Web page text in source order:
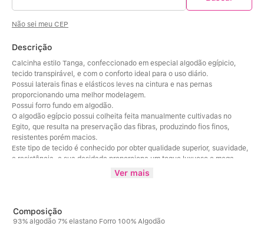
Não sei meu CEP
Descrição
Calcinha estilo Tanga, confeccionado em especial algodão egípicio,
tecido transpirável, e com o conforto ideal para o uso diário.
Possui laterais finas e elásticos leves na cintura e nas pernas
proporcionando uma melhor modelagem.
Possui forro fundo em algodão.
O algodão egípcio possui colheita feita manualmente cultivadas no
Egito, que resulta na preservação das fibras, produzindo fios finos,
resistentes porém macios.
Este tipo de tecido é conhecido por obter qualidade superior, suavidade,
e resistência, e sua desidade proporciona um toque luxuoso e mega
100%Algodão (Forro fundo)
Ver mais
93% algodão 7% elastano Forro 100% Algodão